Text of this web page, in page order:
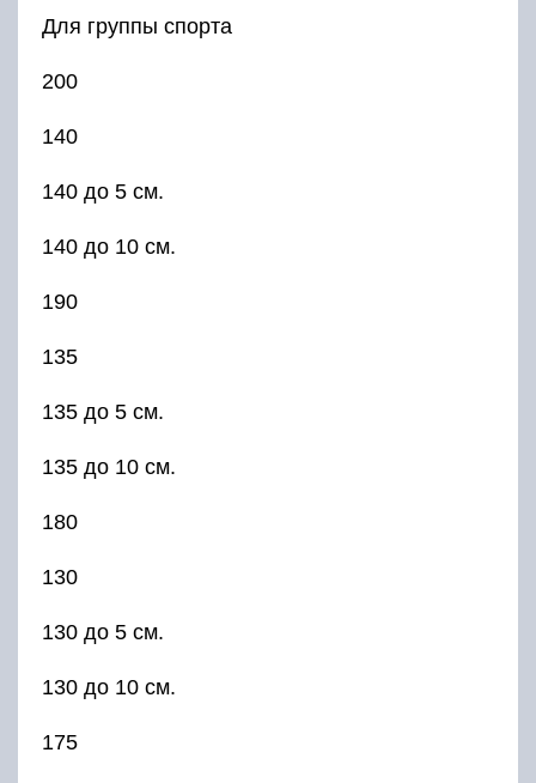
Для группы спорта
200
140
140 до 5 см.
140 до 10 см.
190
135
135 до 5 см.
135 до 10 см.
180
130
130 до 5 см.
130 до 10 см.
175